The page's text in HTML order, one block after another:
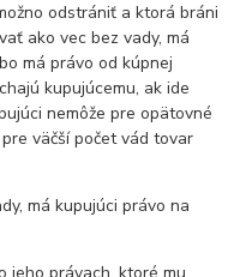
odstrániť a ktorá bráni
ako vec bez vady, má
má právo od kúpnej
kupujúcemu, ak ide
nemôže pre opätovné
väčší počet vád tovar
má kupujúci právo na